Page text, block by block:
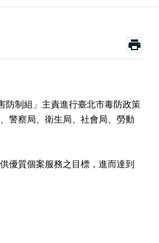
防制組」主責進行臺北市毒防政策
警察局、衛生局、社會局、勞動
優質個案服務之目標，進而達到